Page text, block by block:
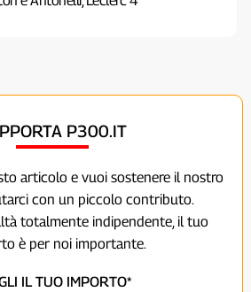
P300.IT
articolo e vuoi sostenere il nostro
con un piccolo contributo.
totalmente indipendente, il tuo
è per noi importante.
IL TUO IMPORTO*